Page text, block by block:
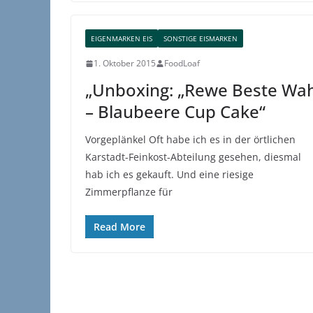
EIGENMARKEN EIS SONSTIGE EISMARKEN
1. Oktober 2015 FoodLoaf
„Unboxing: „Rewe Beste
– Blaubeere Cup Cake“
Vorgeplänkel Oft habe ich es in der örtlichen
Karstadt-Feinkost-Abteilung gesehen, diesmal
hab ich es gekauft. Und eine riesige
Zimmerpflanze für
Read More